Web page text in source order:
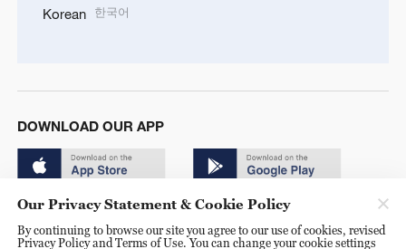
Korean 한국어
DOWNLOAD OUR APP
Our Privacy Statement & Cookie Policy
By continuing to browse our site you agree to our use of cookies, revised
Privacy Policy and Terms of Use. You can change your cookie settings